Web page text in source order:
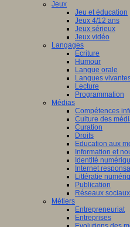
Jeux
Jeu et éducation
Jeux 4/12 ans
Jeux sérieux
Jeux vidéo
Langages
Ecriture
Humour
Langue orale
Langues
Lecture
Programmation
Médias
Compétences
Culture des
Curation
Droits
Education aux
Information et
Identité
Internet
Littératie
Publication
Réseaux sociaux
Métiers
Entrepreneuriat
Entreprises